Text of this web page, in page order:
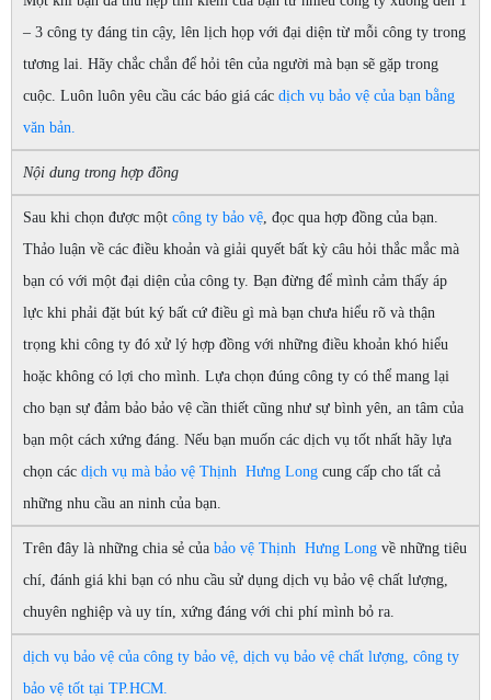
– 3 công ty đáng tin cậy, lên lịch họp với đại diện từ mỗi công ty trong
tương lai. Hãy chắc chắn để hỏi tên của người mà bạn sẽ gặp trong
cuộc. Luôn luôn yêu cầu các báo giá các dịch vụ bảo vệ của bạn bằng
văn bản.
Nội dung trong hợp đồng
Sau khi chọn được một công ty bảo vệ , đọc qua hợp đồng của bạn.
Thảo luận về các điều khoản và giải quyết bất kỳ câu hỏi thắc mắc mà
bạn có với một đại diện của công ty. Bạn đừng để mình cảm thấy áp
lực khi phải đặt bút ký bất cứ điều gì mà bạn chưa hiểu rõ và thận
trọng khi công ty đó xử lý hợp đồng với những điều khoản khó hiểu
hoặc không có lợi cho mình. Lựa chọn đúng công ty có thể mang lại
cho bạn sự đảm bảo bảo vệ cần thiết cũng như sự bình yên, an tâm của
bạn một cách xứng đáng. Nếu bạn muốn các dịch vụ tốt nhất hãy lựa
chọn các dịch vụ mà bảo vệ Thịnh Hưng Long cung cấp cho tất cả
những nhu cầu an ninh của bạn.
Trên đây là những chia sẻ của bảo vệ Thịnh Hưng Long về những tiêu
chí, đánh giá khi bạn có nhu cầu sử dụng dịch vụ bảo vệ chất lượng,
chuyên nghiệp và uy tín, xứng đáng với chi phí mình bỏ ra.
dịch vụ bảo vệ của công ty bảo vệ, dịch vụ bảo vệ chất lượng, công ty
bảo vệ tốt tại TP.HCM.